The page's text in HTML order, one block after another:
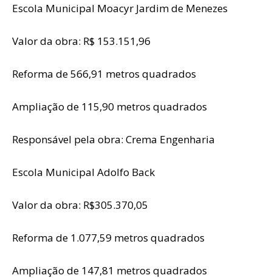
Escola Municipal Moacyr Jardim de Menezes
Valor da obra: R$ 153.151,96
Reforma de 566,91 metros quadrados
Ampliação de 115,90 metros quadrados
Responsável pela obra: Crema Engenharia
Escola Municipal Adolfo Back
Valor da obra: R$305.370,05
Reforma de 1.077,59 metros quadrados
Ampliação de 147,81 metros quadrados